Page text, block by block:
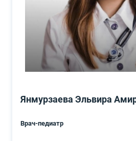
Янмурзаева Эльвира
Врач-педиатр